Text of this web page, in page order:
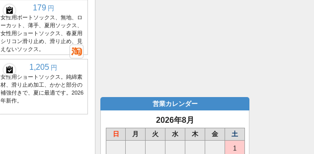
179 円
女性用ボートソックス、無地、ロ
ーカット、薄手、夏用ソックス、
女性用ショートソックス、春夏用
シリコン滑り止め、滑り止め、見
えないソックス。
1,205 円
女性用ショートソックス。純綿素
材、滑り止め加工、かかと部分の
補強付きで、夏に最適です。2026
年新作。
営業カレンダー
2026年8月
日 月 火 水 木 金
土
1